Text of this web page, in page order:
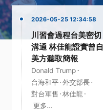
2026-05-25 12:34:58
川習會過程台美密切
溝通 林佳龍證實曾自
美方聽取簡報
Donald Trump ·
台海和平·外交部長·
對台軍售 ·林佳龍 ·
更多...